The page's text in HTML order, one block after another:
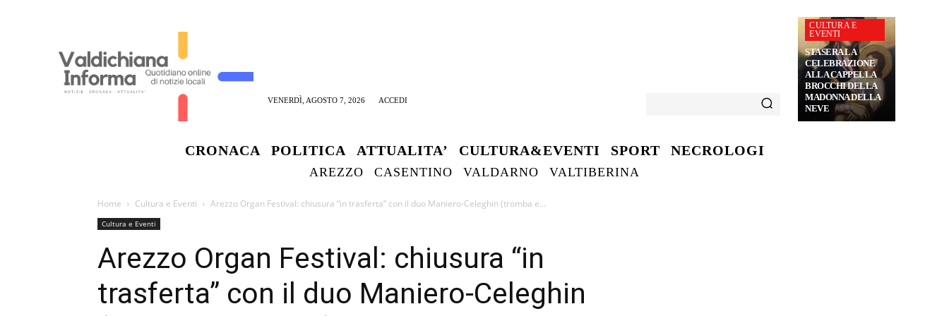
VENERDÌ, AGOSTO 7, 2026 ACCEDI
CULTURA E
EVENTI
STASERA LA
CELEBRAZIONE
ALLA CAPPELLA
BROCCHI DELLA
MADONNA DELLA
NEVE
CRONACA POLITICA ATTUALITA’ CULTURA&EVENTI SPORT NECROLOGI
AREZZO CASENTINO VALDARNO VALTIBERINA
Home Cultura e Eventi Arezzo Organ Festival: chiusura “in trasferta” con il duo Maniero-Celeghin (tromba e...
Cultura e Eventi
Arezzo Organ Festival: chiusura “in
trasferta” con il duo Maniero-Celeghin